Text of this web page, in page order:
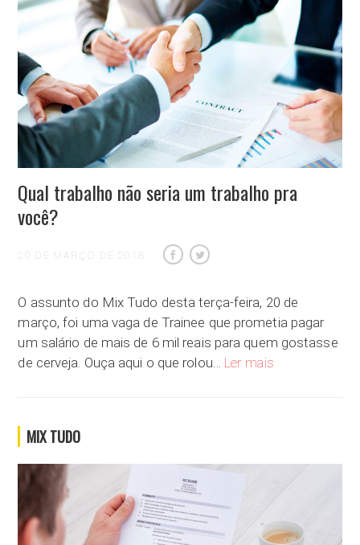
Qual trabalho não seria um trabalho pra
você?
20 DE MARÇO DE 2018
O assunto do Mix Tudo desta terça-feira, 20 de
março, foi uma vaga de Trainee que prometia pagar
um salário de mais de 6 mil reais para quem gostasse
de cerveja. Ouça aqui o que rolou… Ler mais
MIX TUDO